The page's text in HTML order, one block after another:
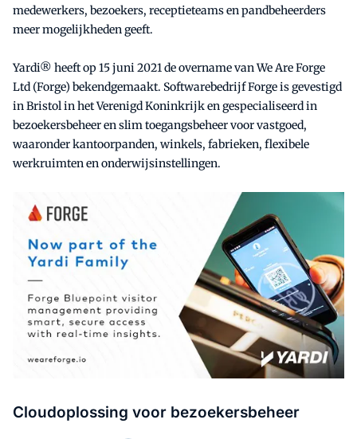
medewerkers, bezoekers, receptieteams en pandbeheerders
meer mogelijkheden geeft.
Yardi® heeft op 15 juni 2021 de overname van We Are Forge
Ltd (Forge) bekendgemaakt. Softwarebedrijf Forge is gevestigd
in Bristol in het Verenigd Koninkrijk en gespecialiseerd in
bezoekersbeheer en slim toegangsbeheer voor vastgoed,
waaronder kantoorpanden, winkels, fabrieken, flexibele
werkruimten en onderwijsinstellingen.
Cloudoplossing voor bezoekersbeheer